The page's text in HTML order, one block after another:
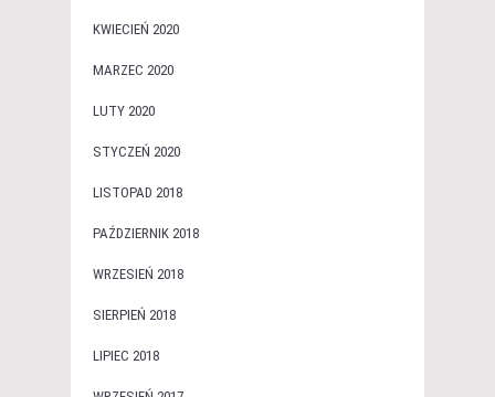
KWIECIEŃ 2020
MARZEC 2020
LUTY 2020
STYCZEŃ 2020
LISTOPAD 2018
PAŹDZIERNIK 2018
WRZESIEŃ 2018
SIERPIEŃ 2018
LIPIEC 2018